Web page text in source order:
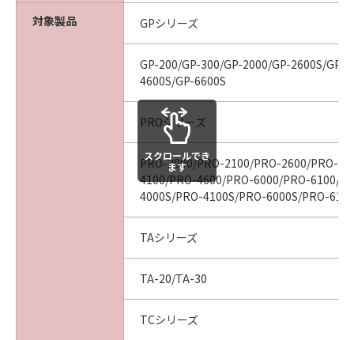
な欠陥がないことを保証します。当該保証
期間中に「メディア」に物理的な欠陥が発
見された場合には、キヤノンは、「メディ
ア」を交換いたします。
保証の否認・免責
(1) 「本ソフトウエア」は、『現状のまま』の
状態で使用許諾されます。キヤノン、キヤノン
の関連会社、それらの販売代理店及び販売店
は、「本ソフトウエア」に関して、商品性及び
特定の目的への適合性の保証を含め、いかなる
保証も、明示たると黙示たるとを問わず一切し
ないものとします。
(2) キヤノン、キヤノンの関連会社、それらの販
売代理店及び販売店は、「許諾ソフトウエア」
の使用または使用不能から生ずるいかなる損害
（逸失利益及びその他の派生的または付随的な
損害を含むがこれらに限定されない）につい
対象製品 GPシリーズ
GP-200/GP-300/GP-2000/GP-2600S/GP-
4600S/GP-6600S
PROシリーズ
PRO-2000/PRO-2100/PRO-2600/PRO-
4100/PRO-4600/PRO-6000/PRO-6100/
4000S/PRO-4100S/PRO-6000S/PRO-
TAシリーズ
TA-20/TA-30
TCシリーズ
スクロールでき
ます